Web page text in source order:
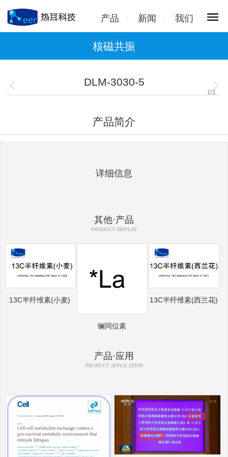
产品 新闻 我们
核磁共振
DLM-3030-5
1 /1
产品简介
详细信息
其他·产品
PRODUCT DISPLAY
13C半纤维素(小麦)
镧同位素
13C半纤维素(西兰花)
产品·应用
PRODUCT APPLICATION